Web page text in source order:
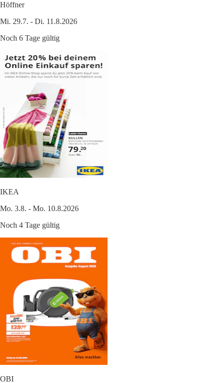
Höffner
Mi. 29.7. - Di. 11.8.2026
Noch 6 Tage gültig
IKEA
Mo. 3.8. - Mo. 10.8.2026
Noch 4 Tage gültig
OBI